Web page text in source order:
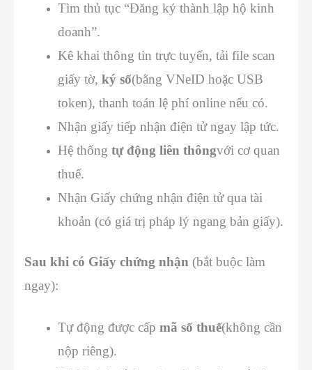
Tìm thủ tục “Đăng ký thành lập hộ kinh
doanh”.
Kê khai thông tin trực tuyến, tải file scan
giấy tờ, ký số(bằng VNeID hoặc USB
token), thanh toán lệ phí online nếu có.
Nhận giấy tiếp nhận điện tử ngay lập tức.
Hệ thống tự động liên thôngvới cơ quan
thuế.
Nhận Giấy chứng nhận điện tử qua tài
khoản (có giá trị pháp lý ngang bản giấy).
Sau khi có Giấy chứng nhận (bắt buộc làm
ngay):
Tự động được cấp mã số thuế(không cần
nộp riêng).